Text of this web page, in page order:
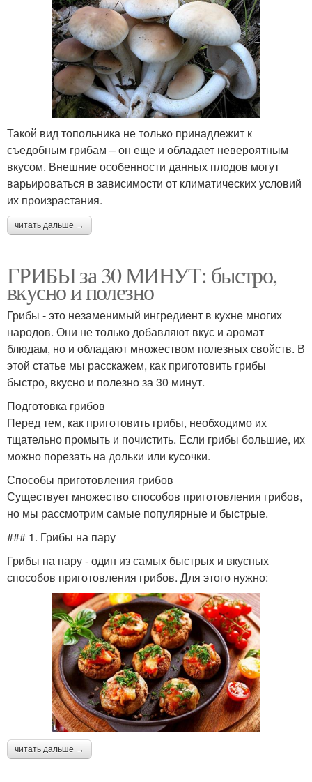
Такой вид топольника не только принадлежит к
съедобным грибам – он еще и обладает невероятным
вкусом. Внешние особенности данных плодов могут
варьироваться в зависимости от климатических условий
их произрастания.
читать дальше →
ГРИБЫ за 30 МИНУТ: быстро,
вкусно и полезно
Грибы - это незаменимый ингредиент в кухне многих
народов. Они не только добавляют вкус и аромат
блюдам, но и обладают множеством полезных свойств. В
этой статье мы расскажем, как приготовить грибы
быстро, вкусно и полезно за 30 минут.
Подготовка грибов
Перед тем, как приготовить грибы, необходимо их
тщательно промыть и почистить. Если грибы большие, их
можно порезать на дольки или кусочки.
Способы приготовления грибов
Существует множество способов приготовления грибов,
но мы рассмотрим самые популярные и быстрые.
### 1. Грибы на пару
Грибы на пару - один из самых быстрых и вкусных
способов приготовления грибов. Для этого нужно:
читать дальше →